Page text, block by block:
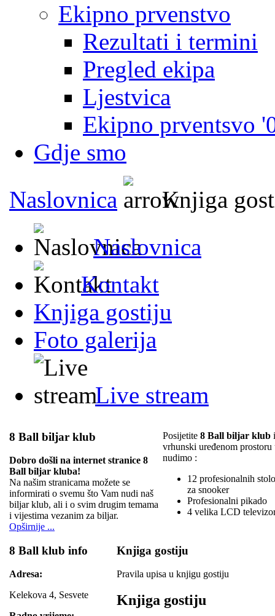
Ekipno prvenstvo
Rezultati i termini
Pregled ekipa
Ljestvica
Ekipno prventsvo
Gdje smo
Naslovnica
Knjiga
Naslovnica
Kontakt
Knjiga gostiju
Foto galerija
Live stream
8 Ball biljar klub
Dobro došli na internet stranice 8
Ball biljar kluba!
Na našim stranicama možete se
informirati o svemu što Vam nudi naš
biljar klub, ali i o svim drugim temama
i vijestima vezanim za biljar.
Opširnije ...
Posijetite 8 Ball biljar klub
vrhunski uređenom
nudimo :
12 profesionalnih
za snooker
Profesionalni pikado
4 velika LCD
8 Ball klub info
Adresa:
Kelekova 4, Sesvete
Knjiga gostiju
Pravila upisa u knjigu gostiju
Knjiga gostiju